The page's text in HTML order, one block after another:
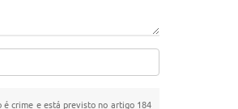
é crime e está previsto no artigo 184